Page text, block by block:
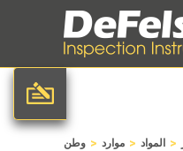
وطن > موارد > المواد >